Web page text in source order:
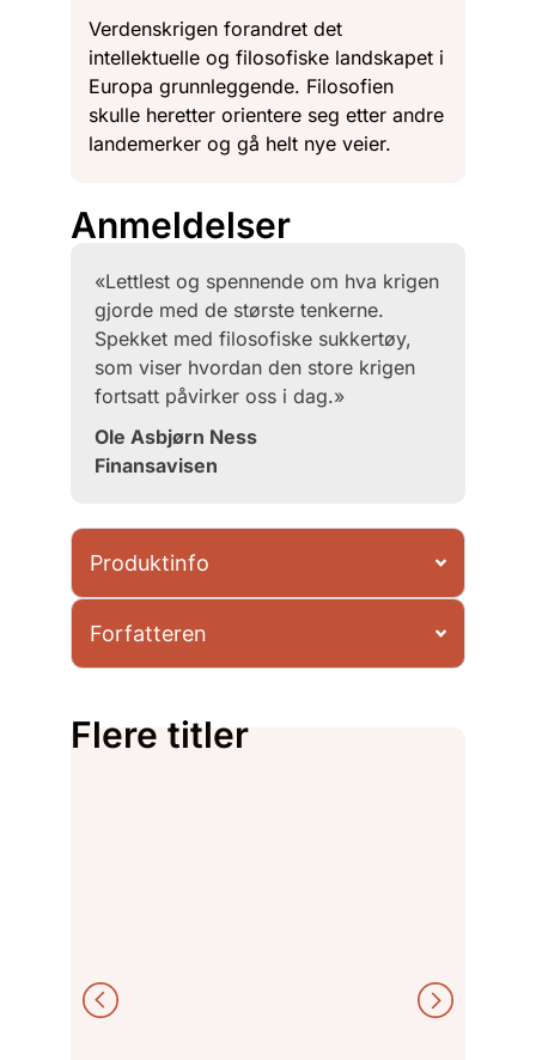
Verdenskrigen forandret det
intellektuelle og filosofiske landskapet i
Europa grunnleggende. Filosofien
skulle heretter orientere seg etter andre
landemerker og gå helt nye veier.
Anmeldelser
«Lettlest og spennende om hva krigen
gjorde med de største tenkerne.
Spekket med filosofiske sukkertøy,
som viser hvordan den store krigen
fortsatt påvirker oss i dag.»
Ole Asbjørn Ness
Finansavisen
Produktinfo
Forfatteren
Flere titler